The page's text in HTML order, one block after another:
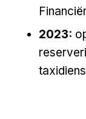
2023: